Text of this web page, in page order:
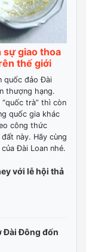
sự giao thoa
thế giới
quốc đảo Đài
thượng hạng.
trà” thì còn
quốc gia khác
công thức
này. Hãy cùng
Đài Loan nhé.
với lễ hội thả
Đài Đông đốn